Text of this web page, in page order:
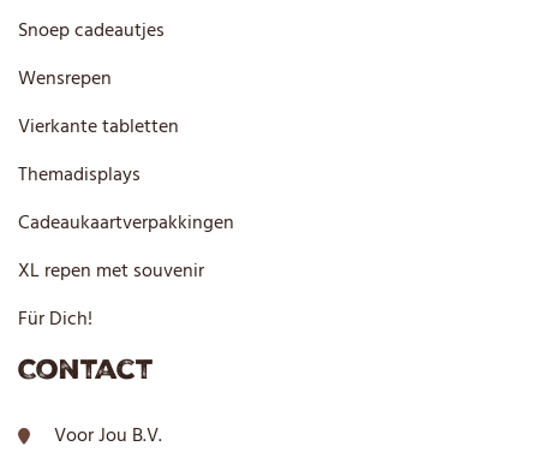
Snoep cadeautjes
Wensrepen
Vierkante tabletten
Themadisplays
Cadeaukaartverpakkingen
XL repen met souvenir
Für Dich!
Contact
Voor Jou B.V.